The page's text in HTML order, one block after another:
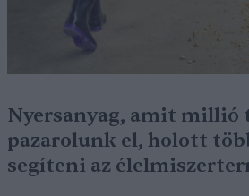
Nyersanyag, amit millió
pazarolunk el, holott
segíteni az